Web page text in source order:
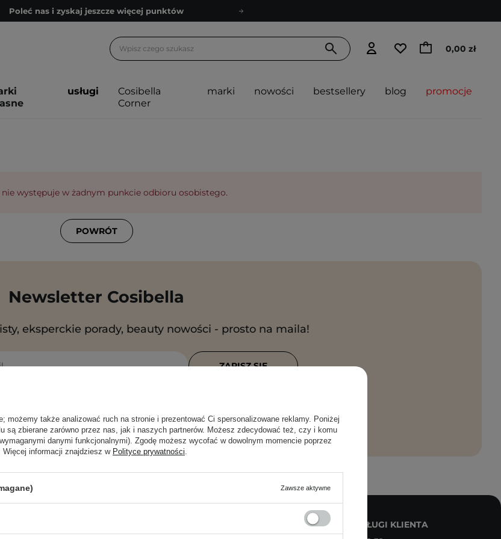
Poleć nas i zyskaj jeszcze więcej punktów
Bezpłatne konsultacje kosmetologiczne
Poleć nas i zyskaj jeszcze więcej punktów
0,00 zł
usługi
Cosibella
Corner
marki nowości bestsellery blog promocje
występuje w żadnym punkcie odbioru osobistego.
POWRÓT
Newsletter Cosibella
eksperckie porady, beauty nowości - prosto na maila!
wiadomości marketingowych i przetwarzanie moich
ZAPISZ SIĘ
COSIBELLA CORNER
BIURO OBSŁUGI KLIENTA
możemy także analizować ruch na stronie i prezentować Ci spersonalizowane reklamy. Poniżej
są zbierane zarówno przez nas, jak i naszych partnerów. Możesz zdecydować też, czy i komu
danymi funkcjonalnymi). Zgodę możesz wycofać w dowolnym momencie poprzez
informacji znajdziesz w Polityce prywatności
Zawsze aktywne